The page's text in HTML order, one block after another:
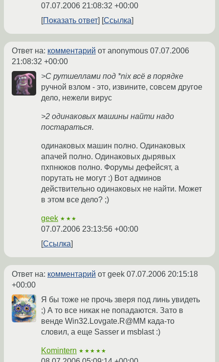
07.07.2006 21:08:32 +00:00
Показать ответ
Ссылка
Ответ на: комментарий от anonymous 07.07.2006
21:08:32 +00:00
>С рутшеллами под *nix всё в порядке
ручной взлом - это, извините, совсем другое
дело, нежели вирус
>2 одинаковых машины найти надо
постараться.
одинаковых машин полно. Одинаковых
апачей полно. Одинаковых дырявых
пхпнюков полно. Форумы дефейсят, а
порутать не могут :) Вот админов
действительно одинаковых не найти. Может
в этом все дело? ;)
geek ★★★
07.07.2006 23:13:56 +00:00
Ссылка
Ответ на: комментарий от geek 07.07.2006 20:15:18
+00:00
Я бы тоже не прочь зверя под линь увидеть
;) А то все никак не попадаются. Зато в
венде Win32.Lovgate.R@MM када-то
словил, а еще Sasser и msblast :)
Komintern ★★★★★